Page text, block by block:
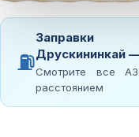
⛽Друскининкай
Смотрите все
расстоянием